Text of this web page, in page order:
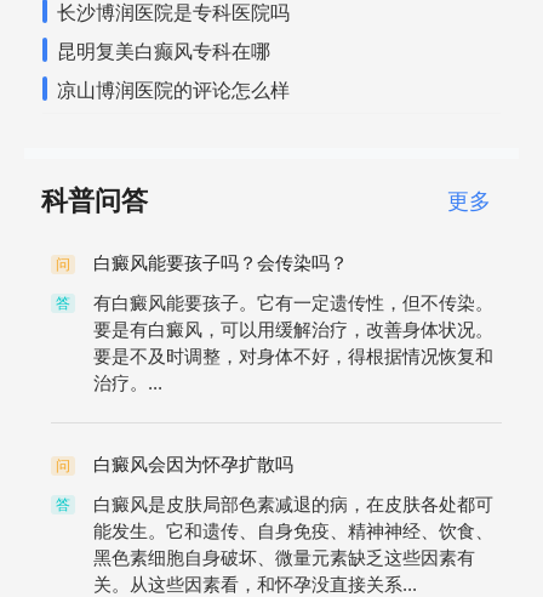
长沙博润医院是专科医院吗
昆明复美白癫风专科在哪
凉山博润医院的评论怎么样
科普问答 更多
问 白癜风能要孩子吗？会传染吗？
答
有白癜风能要孩子。它有一定遗传性，但不传染。
要是有白癜风，可以用缓解治疗，改善身体状况。
要是不及时调整，对身体不好，得根据情况恢复和
治疗。...
问 白癜风会因为怀孕扩散吗
答
白癜风是皮肤局部色素减退的病，在皮肤各处都可
能发生。它和遗传、自身免疫、精神神经、饮食、
黑色素细胞自身破坏、微量元素缺乏这些因素有
关。从这些因素看，和怀孕没直接关系...